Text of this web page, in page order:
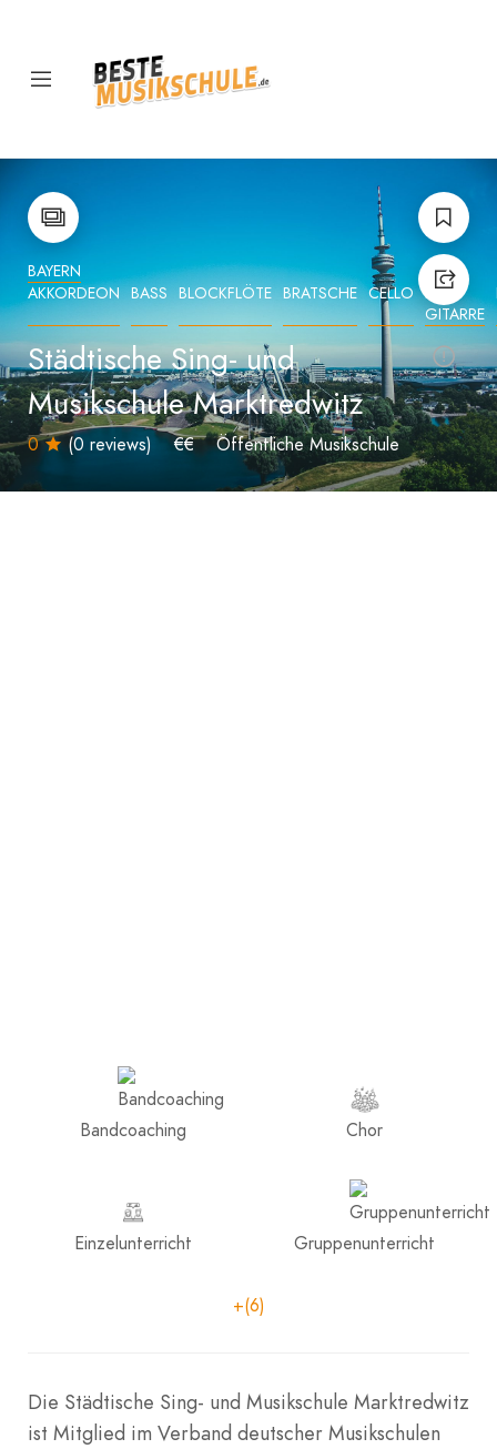
BAYERN
AKKORDEON BASS BLOCKFLÖTE BRATSCHE CELLO E-
GITARRE
Städtische Sing- und
Musikschule Marktredwitz
0 (0 reviews) €€ Öffentliche Musikschule
Bandcoaching Chor
Einzelunterricht Gruppenunterricht
+(6)
Die Städtische Sing- und Musikschule Marktredwitz
ist Mitglied im Verband deutscher Musikschulen